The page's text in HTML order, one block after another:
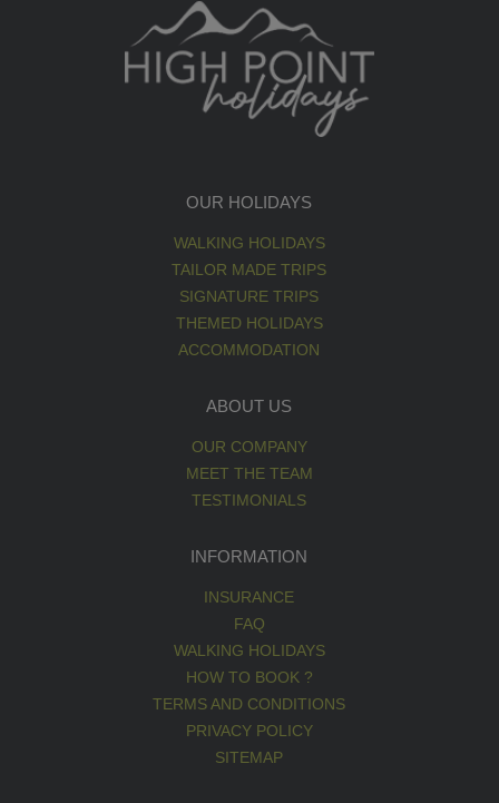
OUR HOLIDAYS
WALKING HOLIDAYS
TAILOR MADE TRIPS
SIGNATURE TRIPS
THEMED HOLIDAYS
ACCOMMODATION
ABOUT US
OUR COMPANY
MEET THE TEAM
TESTIMONIALS
INFORMATION
INSURANCE
FAQ
WALKING HOLIDAYS
HOW TO BOOK ?
TERMS AND CONDITIONS
PRIVACY POLICY
SITEMAP